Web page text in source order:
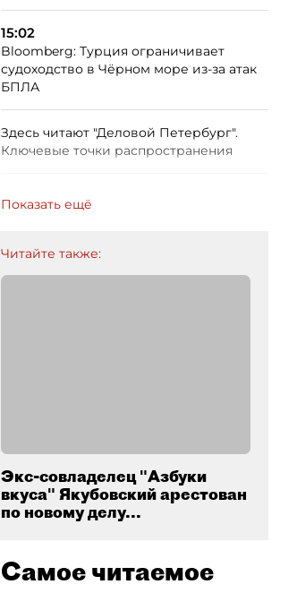
15:02
Bloomberg: Турция ограничивает
судоходство в Чёрном море из-за атак
БПЛА
Здесь читают "Деловой Петербург".
Ключевые точки распространения
Показать ещё
Читайте также:
Экс-совладелец "Азбуки
вкуса" Якубовский арестован
по новому делу...
Самое читаемое